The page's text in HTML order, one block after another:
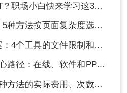
场小白快来学习这3种方法！
方法按页面复杂度选择！
具的文件限制和输出质量对比！
线、软件和PPT自带的适用范围！
实际费用、次数限制和效果！